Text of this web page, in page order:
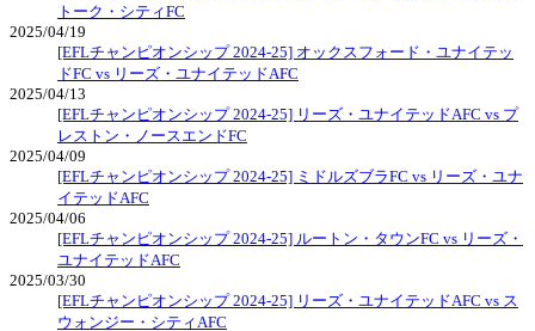
トーク・シティFC
2025/04/19
[EFLチャンピオンシップ 2024-25] オックスフォード・ユナイテッ
ドFC vs リーズ・ユナイテッドAFC
2025/04/13
[EFLチャンピオンシップ 2024-25] リーズ・ユナイテッドAFC vs プ
レストン・ノースエンドFC
2025/04/09
[EFLチャンピオンシップ 2024-25] ミドルズブラFC vs リーズ・ユナ
イテッドAFC
2025/04/06
[EFLチャンピオンシップ 2024-25] ルートン・タウンFC vs リーズ・
ユナイテッドAFC
2025/03/30
[EFLチャンピオンシップ 2024-25] リーズ・ユナイテッドAFC vs ス
ウォンジー・シティAFC